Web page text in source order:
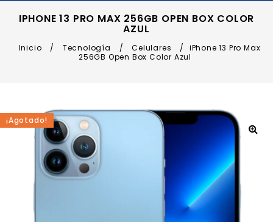
IPHONE 13 PRO MAX 256GB OPEN BOX COLOR
AZUL
Inicio / Tecnología / Celulares /
iPhone 13 Pro Max
256GB Open Box Color Azul
¡Agotado!